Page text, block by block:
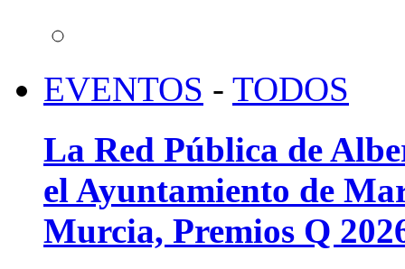
EVENTOS - TODOS
La Red Pública de
el Ayuntamiento de
Murcia, Premios Q